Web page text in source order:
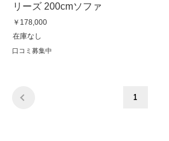
リーズ 200cmソファ
￥178,000
在庫なし
口コミ募集中
1